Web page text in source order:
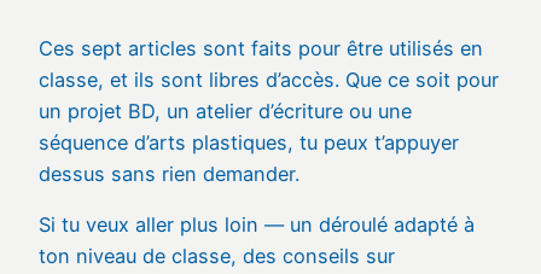
Ces sept articles sont faits pour être utilisés en
classe, et ils sont libres d’accès. Que ce soit pour
un projet BD, un atelier d’écriture ou une
séquence d’arts plastiques, tu peux t’appuyer
dessus sans rien demander.
Si tu veux aller plus loin — un déroulé adapté à
ton niveau de classe, des conseils sur